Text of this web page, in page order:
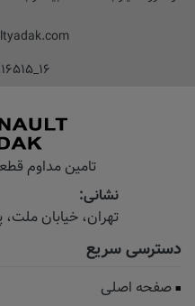
۰۲۱
تامین مداوم
نشانی:
تهران، خیابان‌ ملت،
دسترسی سریع
صفحه اصلی